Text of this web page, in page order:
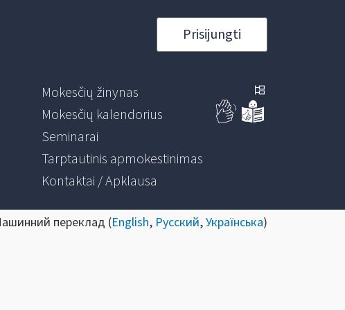
Prisijungti
Mokesčių žinynas
Mokesčių kalendorius
Seminarai
Tarptautinis apmokestinimas
Kontaktai / Apklausa
переклад (English, Русский,Українська)